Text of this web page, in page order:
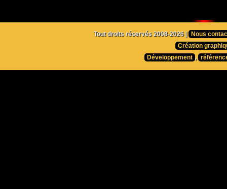
Tout droits réservés 2008-2026 |
Nous
Création
Développement ,